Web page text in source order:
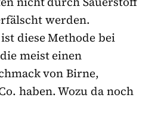
werden.
diese Methode bei
meist einen
von Birne,
haben. Wozu da noch